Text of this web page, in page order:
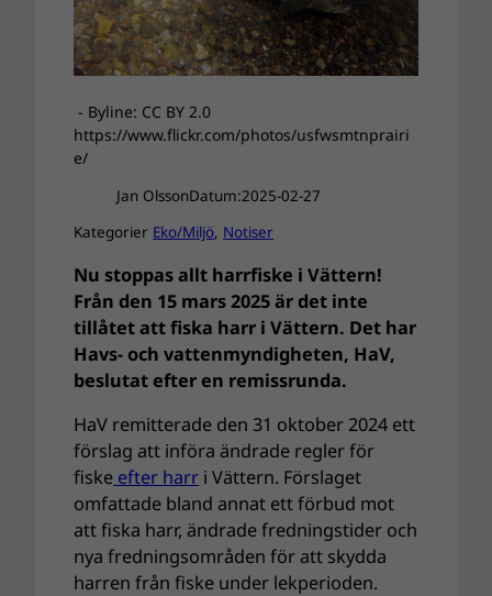
- Byline: CC BY 2.0
https://www.flickr.com/photos/usfwsmtnprairi
e/
Jan OlssonDatum:2025-02-27
Kategorier Eko/Miljö, Notiser
Nu stoppas allt harrfiske i Vättern!
Från den 15 mars 2025 är det inte
tillåtet att fiska harr i Vättern. Det har
Havs- och vattenmyndigheten, HaV,
beslutat efter en remissrunda.
HaV remitterade den 31 oktober 2024 ett
förslag att införa ändrade regler för
fiske efter harr i Vättern. Förslaget
omfattade bland annat ett förbud mot
att fiska harr, ändrade fredningstider och
nya fredningsområden för att skydda
harren från fiske under lekperioden.